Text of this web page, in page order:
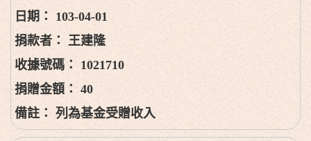
103-04-01
王建隆
1021710
40
列為基金受贈收入